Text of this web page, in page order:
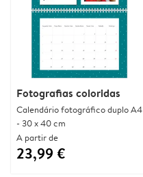
Fotografias coloridas
Calendário fotográfico duplo A4
- 30 x 40 cm
A partir de
23,99 €